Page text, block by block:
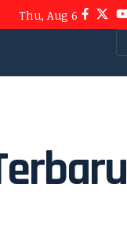
Thu, Aug 6